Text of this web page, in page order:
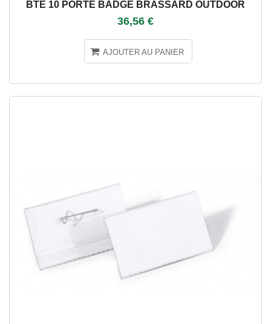
BTE 10 PORTE BADGE BRASSARD OUTDOOR
36,56 €
AJOUTER AU PANIER